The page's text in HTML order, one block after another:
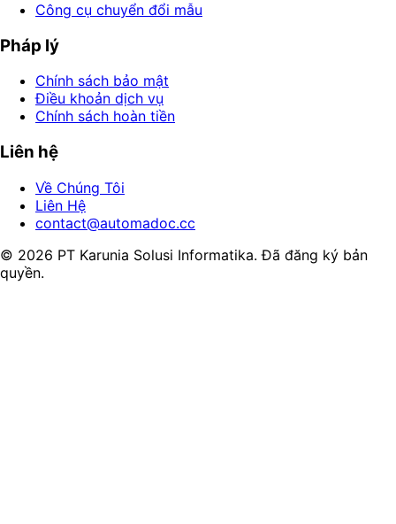
Công cụ chuyển đổi mẫu
Pháp lý
Chính sách bảo mật
Điều khoản dịch vụ
Chính sách hoàn tiền
Liên hệ
Về Chúng Tôi
Liên Hệ
contact@automadoc.cc
© 2026 PT Karunia Solusi Informatika. Đã đăng ký bản
quyền.